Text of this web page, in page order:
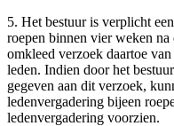
5. Het bestuur is verplicht
roepen binnen vier weken
omkleed verzoek daartoe
leden. Indien door het
gegeven aan dit verzoek,
ledenvergadering bijeen
ledenvergadering voorzien.